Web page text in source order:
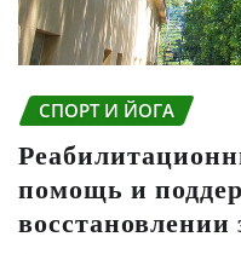
СПОРТ И ЙОГА
помощь и
восстановлении